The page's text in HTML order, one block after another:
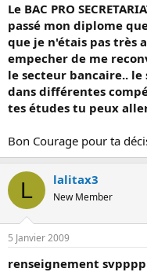
Le BAC PRO
passé mon diplome
que je n'étais pas très
empecher de me
le secteur bancaire..
dans différentes
tes études tu peux
Bon Courage pour ta
L lalitax3
New Member
5 Janvier 2009
renseignement svpppp